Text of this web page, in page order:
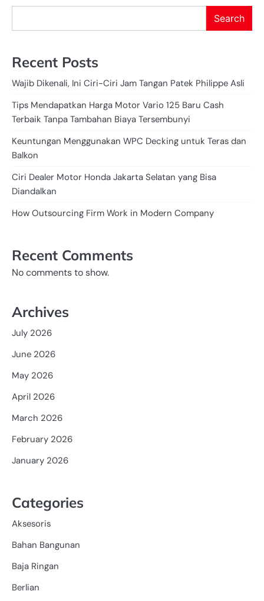
Search
Recent Posts
Wajib Dikenali, Ini Ciri-Ciri Jam Tangan Patek Philippe Asli
Tips Mendapatkan Harga Motor Vario 125 Baru Cash
Terbaik Tanpa Tambahan Biaya Tersembunyi
Keuntungan Menggunakan WPC Decking untuk Teras dan
Balkon
Ciri Dealer Motor Honda Jakarta Selatan yang Bisa
Diandalkan
How Outsourcing Firm Work in Modern Company
Recent Comments
No comments to show.
Archives
July 2026
June 2026
May 2026
April 2026
March 2026
February 2026
January 2026
Categories
Aksesoris
Bahan Bangunan
Baja Ringan
Berlian